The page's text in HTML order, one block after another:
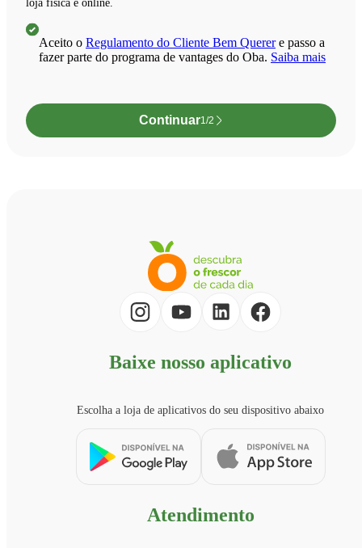
loja física e online.
Aceito o Regulamento do Cliente Bem Querere passo a
fazer parte do programa de vantages do Oba. Saiba mais
Continuar1/2
Baixe nosso aplicativo
Escolha a loja de aplicativos do seu dispositivo abaixo
Atendimento